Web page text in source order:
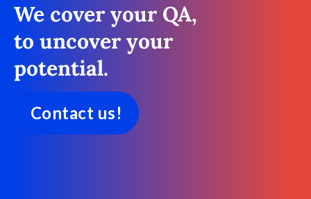
We cover your QA,
to uncover your
potential.
Contact us!